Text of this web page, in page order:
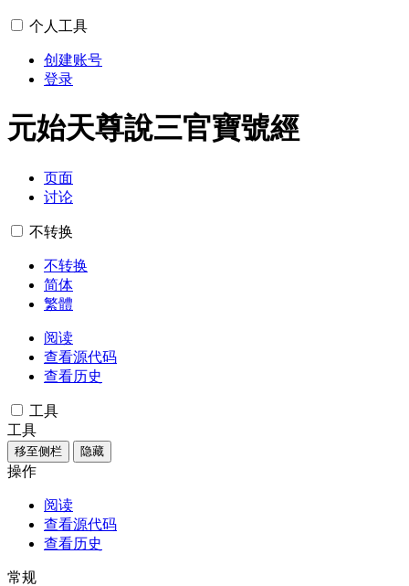
个人工具
创建账号
登录
元始天尊說三官寶號經
页面
讨论
不转换
不转换
简体
繁體
阅读
查看源代码
查看历史
工具
工具
移至侧栏 隐藏
操作
阅读
查看源代码
查看历史
常规